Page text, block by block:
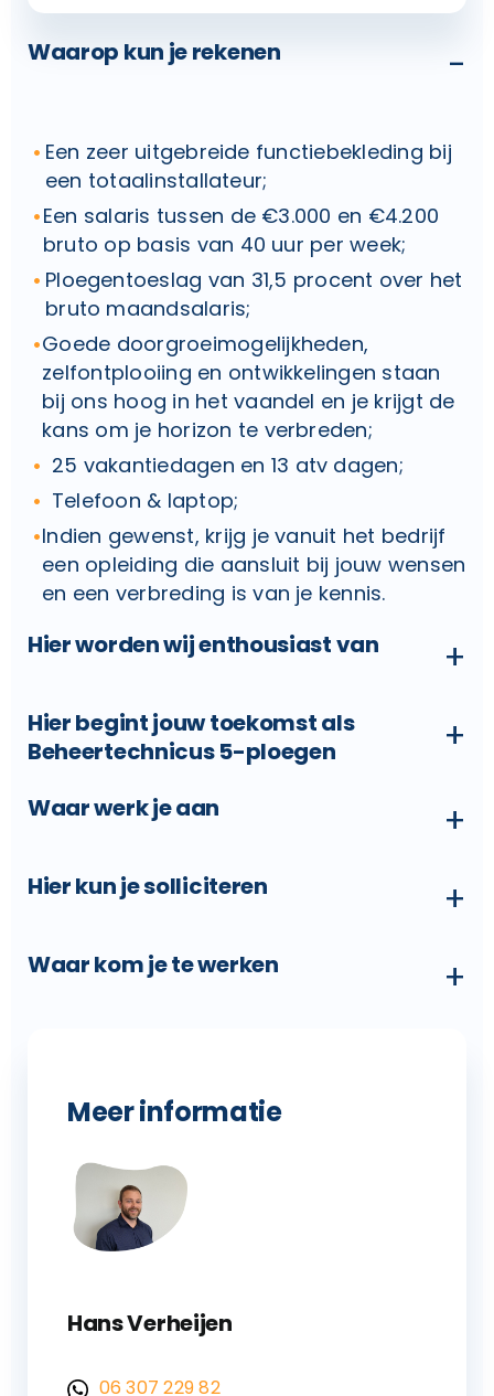
Waarop kun je rekenen -
Een zeer uitgebreide functiebekleding bij
een totaalinstallateur;
Een salaris tussen de €3.000 en €4.200
bruto op basis van 40 uur per week;
Ploegentoeslag van 31,5 procent over het
bruto maandsalaris;
Goede doorgroeimogelijkheden,
zelfontplooiing en ontwikkelingen staan
bij ons hoog in het vaandel en je krijgt de
kans om je horizon te verbreden;
25 vakantiedagen en 13 atv dagen;
Telefoon & laptop;
Indien gewenst, krijg je vanuit het bedrijf
een opleiding die aansluit bij jouw wensen
en een verbreding is van je kennis.
Hier worden wij enthousiast van +
Hier begint jouw toekomst als
Beheertechnicus 5-ploegen
+
Waar werk je aan +
Hier kun je solliciteren +
Waar kom je te werken +
Meer informatie
Hans Verheijen
06 307 229 82